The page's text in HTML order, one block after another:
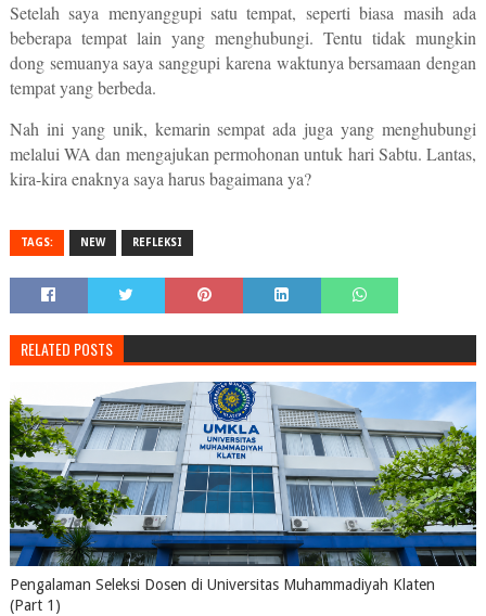
Setelah saya menyanggupi satu tempat, seperti biasa masih ada
beberapa tempat lain yang menghubungi. Tentu tidak mungkin
dong semuanya saya sanggupi karena waktunya bersamaan dengan
tempat yang berbeda.
Nah ini yang unik, kemarin sempat ada juga yang menghubungi
melalui WA dan mengajukan permohonan untuk hari Sabtu. Lantas,
kira-kira enaknya saya harus bagaimana ya?
TAGS: NEW REFLEKSI
RELATED POSTS
Pengalaman Seleksi Dosen di Universitas Muhammadiyah Klaten
(Part 1)